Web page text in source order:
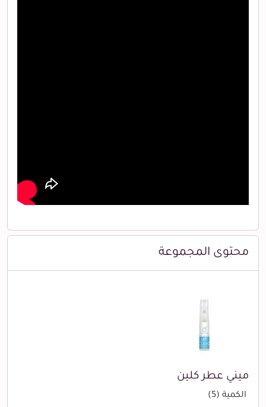
محتوى المجموعة
ميني عطر كلين
الكمية (5)